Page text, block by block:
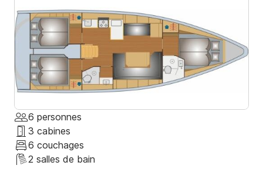
6 personnes
3 cabines
6 couchages
2 salles de bain